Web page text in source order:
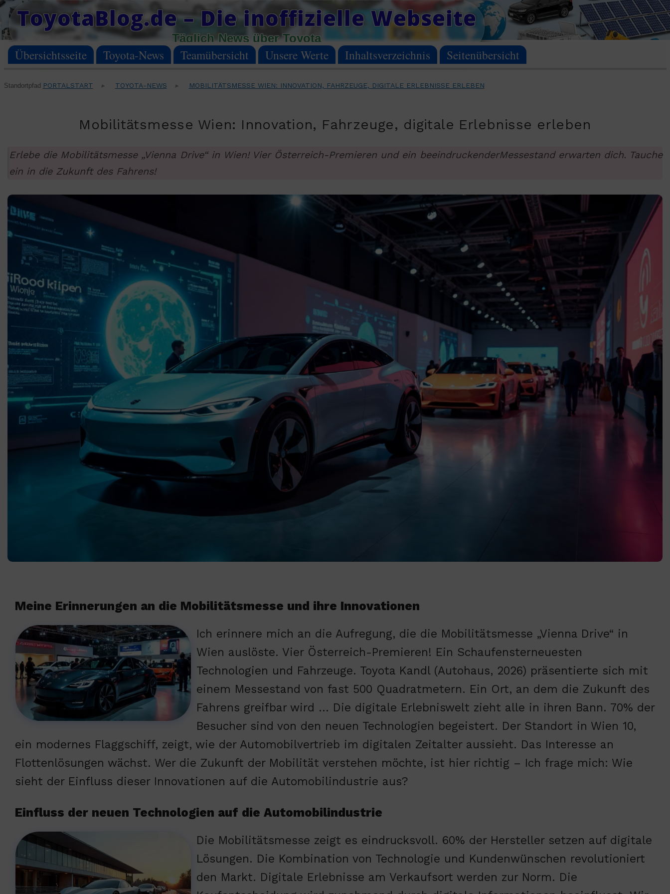
Skip
content
ToyotaBlog.de – Die inoffizielle Webseite
Täglich News über Toyota
Übersichtsseite Toyota-News Teamübersicht Unsere Werte Inhaltsverzeichnis Seitenübersicht
Standortpfad PORTALSTART ▸ TOYOTA-NEWS ▸ MOBILITÄTSMESSE WIEN: INNOVATION, FAHRZEUGE, DIGITALE ERLEBNISSE ERLEBEN
Mobilitätsmesse Wien: Innovation, Fahrzeuge, digitale Erlebnisse erleben
Erlebe die Mobilitätsmesse „Vienna Drive“ in Wien! Vier Österreich-Premieren und ein beeindruckenderMessestand erwarten dich. Tauche
ein in die Zukunft des Fahrens!
Meine Erinnerungen an die Mobilitätsmesse und ihre Innovationen
Ich erinnere mich an die Aufregung, die die Mobilitätsmesse „Vienna Drive“ in
Wien auslöste. Vier Österreich-Premieren! Ein Schaufensterneuesten
Technologien und Fahrzeuge. Toyota Kandl (Autohaus, 2026) präsentierte sich mit
einem Messestand von fast 500 Quadratmetern. Ein Ort, an dem die Zukunft des
Fahrens greifbar wird … Die digitale Erlebniswelt zieht alle in ihren Bann. 70% der
Besucher sind von den neuen Technologien begeistert. Der Standort in Wien 10,
ein modernes Flaggschiff, zeigt, wie der Automobilvertrieb im digitalen Zeitalter aussieht. Das Interesse an
Flottenlösungen wächst. Wer die Zukunft der Mobilität verstehen möchte, ist hier richtig – Ich frage mich: Wie
sieht der Einfluss dieser Innovationen auf die Automobilindustrie aus?
Einfluss der neuen Technologien auf die Automobilindustrie
Die Mobilitätsmesse zeigt es eindrucksvoll. 60% der Hersteller setzen auf digitale
Lösungen. Die Kombination von Technologie und Kundenwünschen revolutioniert
den Markt. Digitale Erlebnisse am Verkaufsort werden zur Norm. Die